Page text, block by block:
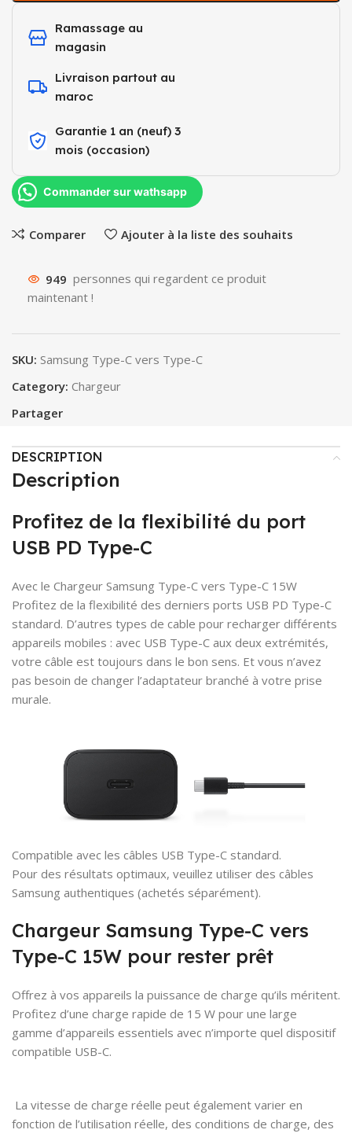
Ramassage au
magasin
Livraison partout au
maroc
Garantie 1 an (neuf) 3
mois (occasion)​
Commander sur wathsapp
Comparer Ajouter à la liste des souhaits
949 personnes qui regardent ce produit
maintenant !
SKU: Samsung Type-C vers Type-C
Category: Chargeur
Partager
DESCRIPTION
Description
Profitez de la flexibilité du port
USB PD Type-C
Avec le Chargeur Samsung Type-C vers Type-C 15W
Profitez de la flexibilité des derniers ports USB PD Type-C
standard. D’autres types de cable pour recharger différents
appareils mobiles : avec USB Type-C aux deux extrémités,
votre câble est toujours dans le bon sens. Et vous n’avez
pas besoin de changer l’adaptateur branché à votre prise
murale.
Compatible avec les câbles USB Type-C standard.
Pour des résultats optimaux, veuillez utiliser des câbles
Samsung authentiques (achetés séparément).
Chargeur Samsung Type-C vers
Type-C 15W pour rester prêt
Offrez à vos appareils la puissance de charge qu’ils méritent.
Profitez d’une charge rapide de 15 W pour une large
gamme d’appareils essentiels avec n’importe quel dispositif
compatible USB-C.
La vitesse de charge réelle peut également varier en
fonction de l’utilisation réelle, des conditions de charge, des